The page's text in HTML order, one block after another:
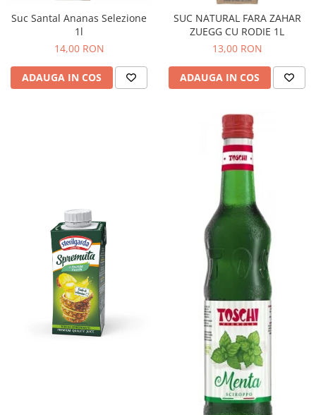
Bere italiana
Apa italiana
Produse de patiserie
Suc Santal Ananas Selezione
1l
14,00 RON
ADAUGA IN COS
SUC NATURAL FARA ZAHAR
ZUEGG CU RODIE 1L
13,00 RON
ADAUGA IN COS